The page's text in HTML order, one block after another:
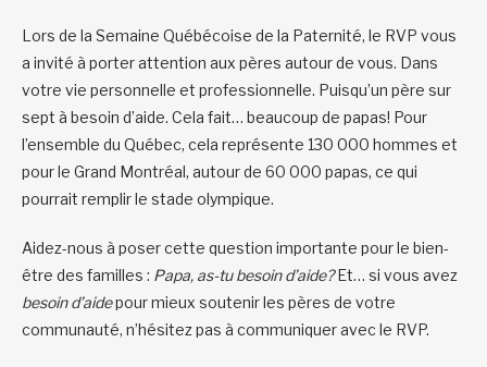
Lors de la Semaine Québécoise de la Paternité, le RVP vous
a invité à porter attention aux pères autour de vous. Dans
votre vie personnelle et professionnelle. Puisqu’un père sur
sept à besoin d’aide. Cela fait… beaucoup de papas! Pour
l’ensemble du Québec, cela représente 130 000 hommes et
pour le Grand Montréal, autour de 60 000 papas, ce qui
pourrait remplir le stade olympique.
Aidez-nous à poser cette question importante pour le bien-
être des familles : Papa, as-tu besoin d’aide?Et… si vous avez
besoin d’aidepour mieux soutenir les pères de votre
communauté, n’hésitez pas à communiquer avec le RVP.